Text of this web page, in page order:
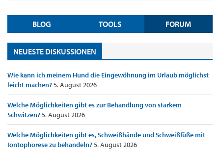
BLOG TOOLS FORUM
NEUESTE DISKUSSIONEN
Wie kann ich meinem Hund die Eingewöhnung im Urlaub möglichst
leicht machen?5. August 2026
Welche Möglichkeiten gibt es zur Behandlung von starkem
Schwitzen?5. August 2026
Welche Möglichkeiten gibt es, Schweißhände und Schweißfüße mit
Iontophorese zu behandeln?5. August 2026